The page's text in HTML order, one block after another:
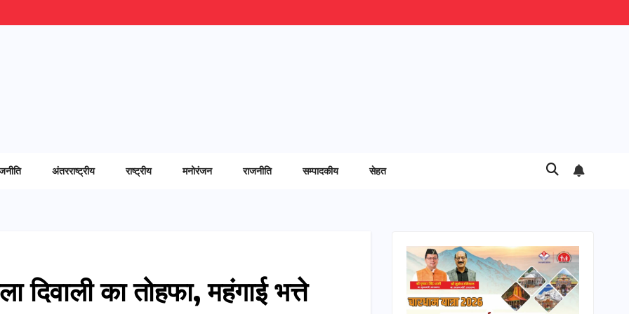
अंतरराष्ट्रीय राष्ट्रीय मनोरंजन राजनीति सम्पादकीय सेहत
दिवाली का तोहफा, महंगाई भत्ते